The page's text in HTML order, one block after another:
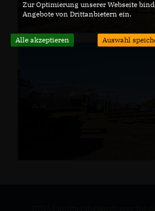
Zur Optimierung unserer Webseite
Angebote von Drittanbietern ein.
Alle akzeptieren Auswahl